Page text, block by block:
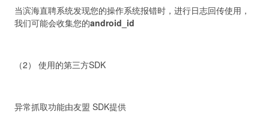
当滨海直聘系统发现您的操作系统报错时，进行日志回传使用，
我们可能会收集您的android_id
（2） 使用的第三方SDK
异常抓取功能由友盟 SDK提供